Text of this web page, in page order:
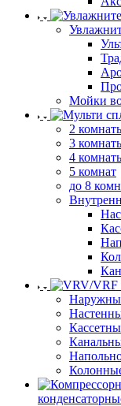
Мойки
2
3
4
5 комнат
до 8